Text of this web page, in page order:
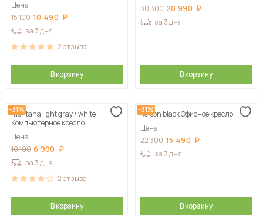
Цена
15 100 10 490
за 3 дня
2отзыва
В корзину
30 300 20 990
за 3 дня
В корзину
-31%
Montana light gray / white
Компьютерное кресло
Цена
10 100 6 990
за 3 дня
2отзыва
В корзину
-31%
Kolson black Офисное кресло
Цена
22 300 15 490
за 3 дня
В корзину